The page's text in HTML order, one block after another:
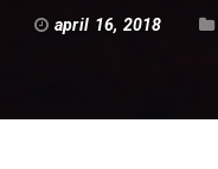
april 16, 2018